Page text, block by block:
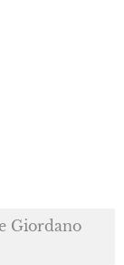
Giordano